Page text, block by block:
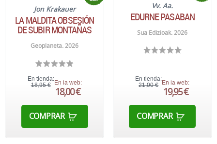
Jon Krakauer
LA MALDITA OBSESIÓN
DE SUBIR MONTAÑAS
Geoplaneta. 2026
En tienda:
18,95 € En la web:
18,00 €
COMPRAR
Vv. Aa.
EDURNE PASABAN
Sua Edizioak. 2026
En tienda:
21,00 €
En la web:
19,95 €
COMPRAR